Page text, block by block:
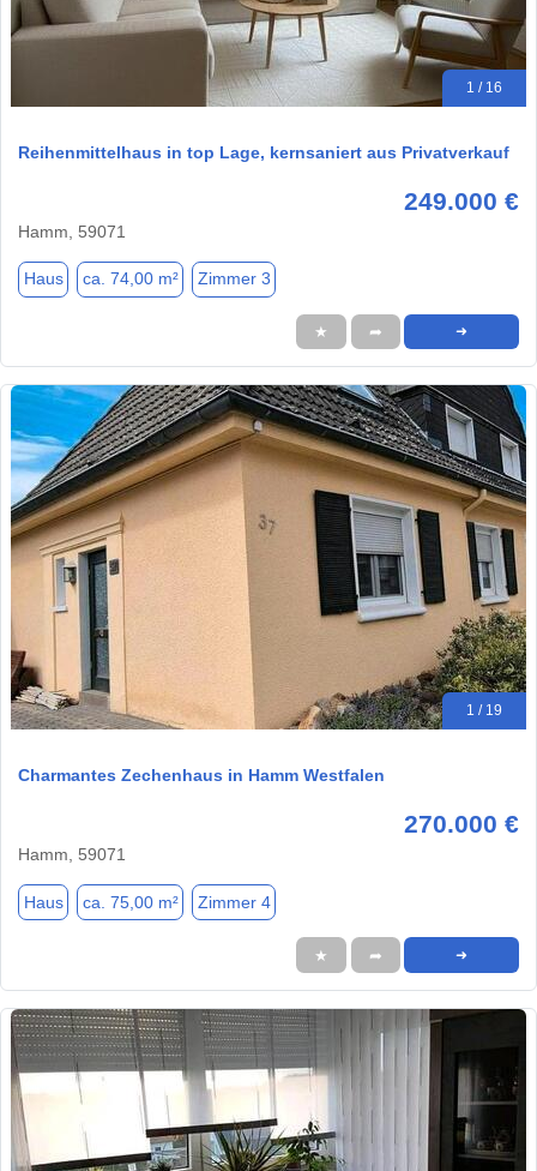
1 / 16
Reihenmittelhaus in top Lage, kernsaniert aus Privatverkauf
249.000 €
Hamm, 59071
Haus ca. 74,00 m² Zimmer 3
★ ➦ ➜
1 / 19
Charmantes Zechenhaus in Hamm Westfalen
270.000 €
Hamm, 59071
Haus ca. 75,00 m² Zimmer 4
★ ➦ ➜